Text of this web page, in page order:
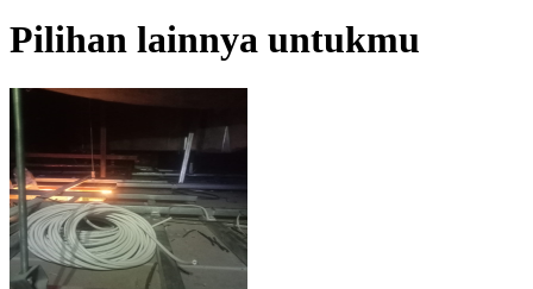
Pilihan lainnya untukmu